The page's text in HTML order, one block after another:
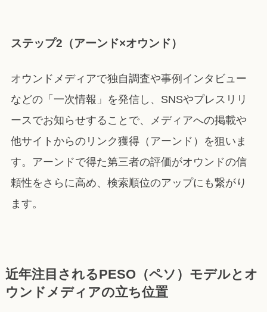
ステップ2（アーンド×オウンド）
オウンドメディアで独自調査や事例インタビュー
などの「一次情報」を発信し、SNSやプレスリリ
ースでお知らせすることで、メディアへの掲載や
他サイトからのリンク獲得（アーンド）を狙いま
す。アーンドで得た第三者の評価がオウンドの信
頼性をさらに高め、検索順位のアップにも繋がり
ます。
近年注目されるPESO（ペソ）モデルとオ
ウンドメディアの立ち位置